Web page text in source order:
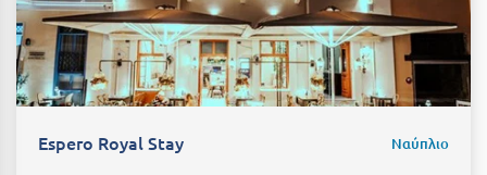
Σύμη
Σύρος
Σχοινούσα
Espero Royal Stay Ναύπλιο